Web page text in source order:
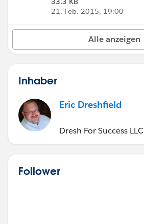
21. Feb. 2015, 19:00
Alle anzeigen
Inhaber
Eric Dreshfield
Dresh For Success LLC
Follower